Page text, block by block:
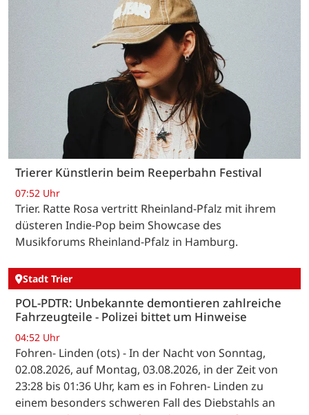
Trierer Künstlerin beim Reeperbahn Festival
07:52 Uhr
Trier. Ratte Rosa vertritt Rheinland-Pfalz mit ihrem
düsteren Indie-Pop beim Showcase des
Musikforums Rheinland-Pfalz in Hamburg.
Stadt Trier
POL-PDTR: Unbekannte demontieren zahlreiche
Fahrzeugteile - Polizei bittet um Hinweise
04:52 Uhr
Fohren- Linden (ots) - In der Nacht von Sonntag,
02.08.2026, auf Montag, 03.08.2026, in der Zeit von
23:28 bis 01:36 Uhr, kam es in Fohren- Linden zu
einem besonders schweren Fall des Diebstahls an